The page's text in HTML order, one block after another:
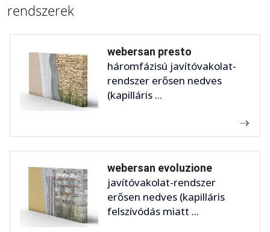
rendszerek
webersan presto
háromfázisú javítóvakolat-
rendszer erősen nedves
(kapilláris ...
webersan evoluzione
javítóvakolat-rendszer
erősen nedves (kapilláris
felszívódás miatt ...